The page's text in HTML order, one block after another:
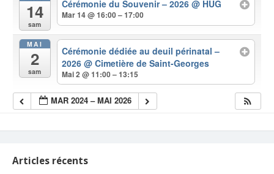
14
sam
Cérémonie du Souvenir – 2026@ HUG
Mar 14 @ 16:00 – 17:00
MAI
2
sam
Cérémonie dédiée au deuil périnatal –
2026@ Cimetière de Saint-Georges
Mai 2 @ 11:00 – 13:15
MAR 2024 – MAI 2026
Articles récents